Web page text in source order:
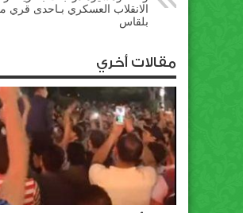
الانقلاب العسكري بـاحدى قري
بلقاس
مقالات أخري